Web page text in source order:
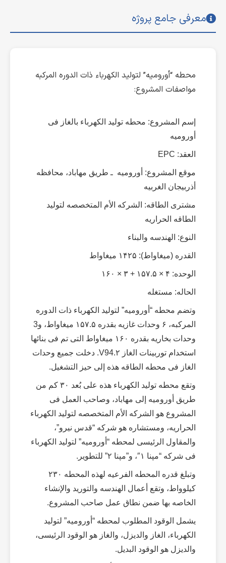
معرفی جامع پروژه
محطه “أورومیه” لتولید الکهرباء ذات الدوره المرکبه
مواصفات المشروع:
إسم المشروع: محطه تولید الکهرباء بالغاز فی
أورومیه
العقد: EPC
موقع المشروع: أورومیه ـ طریق مهاباد، محافظه
أذربیجان الغربیه
مشتری الطاقه: الشرکه الأم المتخصصه لتولید
الطاقه الحراریه
النوع: الهندسه والبناء
القدره (میغاواط): ۱۴۲۵ میغاواط
الوحده: ۴ × ۱۵۷.۵ + ۳ × ۱۶۰
الحاله: مستغله
وتضم محطه “أورومیه” لتولید الکهرباء ذات الدوره
المرکبه، ۶ وحدات غازیه بقدره ۱۵۷.۵ میغاواط، و3
وحدات بخاریه بقدره ۱۶۰ میغاواط التی تم فی بنائها
استخدام توربینات الغاز V94.۲. دخلت جمیع وحدات
الغاز فی محطه الطاقه هذه إلى حیز التشغیل.
وتقع محطه تولید الکهرباء هذه على بُعد ۳۰ کم من
طریق أورومیه إلى مهاباد، وصاحب العمل فی
المشروع هو الشرکه الأم المتخصصه لتولید الکهرباء
الحراریه، ومستشاره هو شرکه “قدس نیرو”،
والمقاول الرئیسی لمحطه “أورومیه” لتولید الکهرباء
فی شرکه “مپنا ۱″، و”مپنا ۲” للتطویر.
وتبلغ قدره المحطه الفرعیه لهذه المحطه ۲۳۰
کیلوواط، وتقع أعمال الهندسه والتورید والإنشاء
الخاصه بها ضمن نطاق عمل صاحب المشروع.
یشمل الوقود المطلوب لمحطه “أورومیه” لتولید
الکهرباء، الغاز والدیزل، والغاز هو الوقود الرئیسی،
والدیزل هو الوقود البدیل.